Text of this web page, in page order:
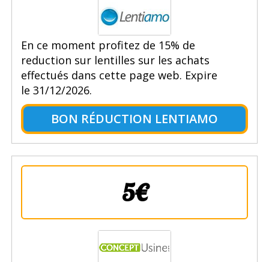
En ce moment profitez de 15% de
reduction sur lentilles sur les achats
effectués dans cette page web. Expire
le 31/12/2026.
BON RÉDUCTION LENTIAMO
5€